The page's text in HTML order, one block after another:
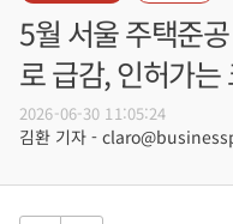
5월 서울 주택준
로 급감, 인허가는
2026-06-30 11:05:24
김환 기자 -